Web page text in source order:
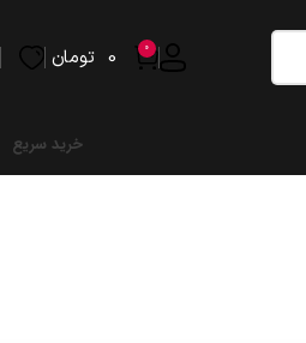
0
0 تومان
خرید سریع